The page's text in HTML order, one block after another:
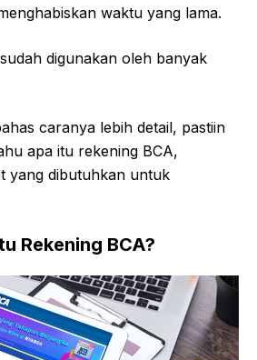
waktu yang lama.
digunakan oleh banyak
caranya lebih detail, pastiin
apa itu rekening BCA,
yang dibutuhkan untuk
Rekening BCA?